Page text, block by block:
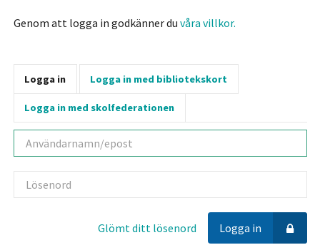
Genom att logga in godkänner du våra villkor.
Logga in Logga in med bibliotekskort
Logga in med skolfederationen
Användarnamn
Lösenord
Logga in
Glömt ditt lösenord